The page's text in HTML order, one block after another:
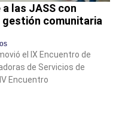
las JASS con
gestión comunitaria
el IX Encuentro de
de Servicios de
Encuentro